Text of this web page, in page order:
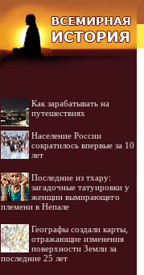
Как зарабатывать на
путешествиях
Население России
сократилось впервые за 10
лет
Последние из тхару:
загадочные татуировки у
женщин вымирающего
племени в Непале
Географы создали карты,
отражающие изменения
поверхности Земли за
последние 25 лет